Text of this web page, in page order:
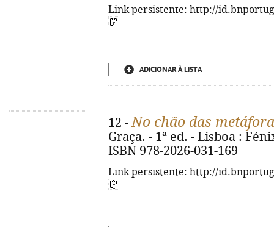
Link persistente: http://
ADICIONAR À LISTA
12 -No chão das
Graça. - 1ª ed. - Lisboa :
ISBN 978-2026-031-169
Link persistente: http://